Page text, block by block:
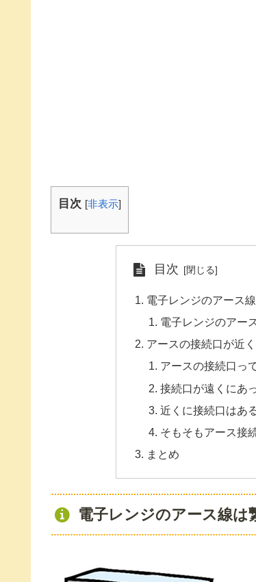
目次 [非表示]
目次
電子レンジのアース
電子レンジのアー
アースの接続口が近
アースの接続口っ
接続口が遠くにあ
近くに接続口はあ
そもそもアース接
まとめ
電子レンジのアース線は